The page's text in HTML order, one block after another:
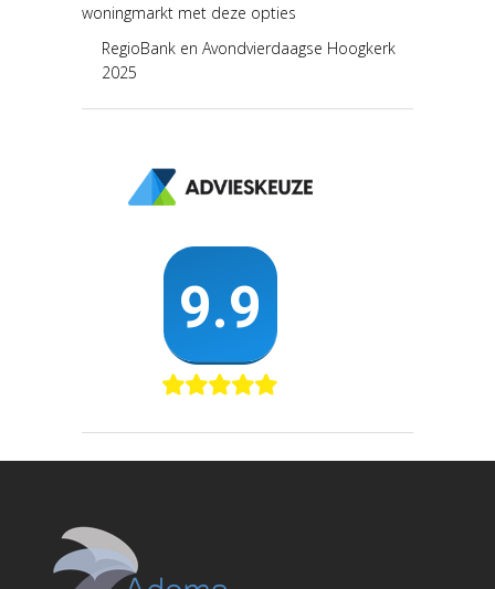
woningmarkt met deze opties
RegioBank en Avondvierdaagse Hoogkerk
2025